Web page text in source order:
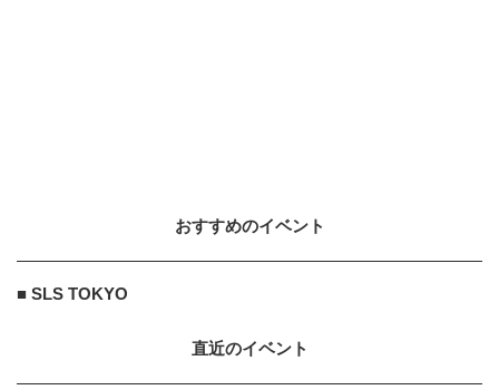
おすすめのイベント
■ SLS TOKYO
直近のイベント